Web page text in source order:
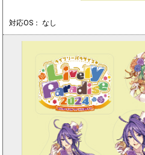
対応OS： なし